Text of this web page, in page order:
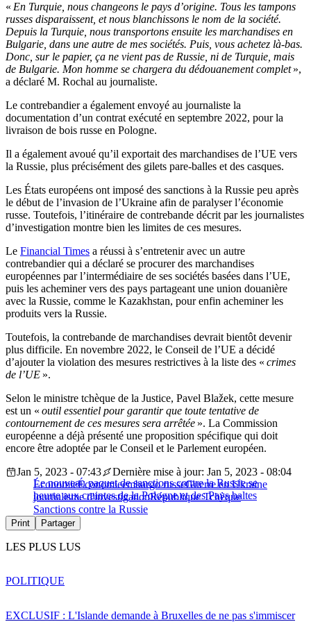
« En Turquie, nous changeons le pays d’origine. Tous les tampons
russes disparaissent, et nous blanchissons le nom de la société.
Depuis la Turquie, nous transportons ensuite les marchandises en
Bulgarie, dans une autre de mes sociétés. Puis, vous achetez là-bas.
Donc, sur le papier, ça ne vient pas de Russie, ni de Turquie, mais
de Bulgarie. Mon homme se chargera du dédouanement complet»,
a déclaré M. Rochal au journaliste.
Le contrebandier a également envoyé au journaliste la
documentation d’un contrat exécuté en septembre 2022, pour la
livraison de bois russe en Pologne.
Il a également avoué qu’il exportait des marchandises de l’UE vers
la Russie, plus précisément des gilets pare-balles et des casques.
Les États européens ont imposé des sanctions à la Russie peu après
le début de l’invasion de l’Ukraine afin de paralyser l’économie
russe. Toutefois, l’itinéraire de contrebande décrit par les journalistes
d’investigation montre bien les limites de ces mesures.
Le Financial Times a réussi à s’entretenir avec un autre
contrebandier qui a déclaré se procurer des marchandises
européennes par l’intermédiaire de ses sociétés basées dans l’UE,
puis les acheminer vers des pays partageant une union douanière
avec la Russie, comme le Kazakhstan, pour enfin acheminer les
produits vers la Russie.
Toutefois, la contrebande de marchandises devrait bientôt devenir
plus difficile. En novembre 2022, le Conseil de l’UE a décidé
d’ajouter la violation des mesures restrictives à la liste des « crimes
de l’UE ».
Selon le ministre tchèque de la Justice, Pavel Blažek, cette mesure
est un « outil essentiel pour garantir que toute tentative de
contournement de ces mesures sera arrêtée ». La Commission
européenne a déjà présenté une proposition spécifique qui doit
encore être adoptée par le Conseil et le Parlement européen.
Le nouveau paquet de sanctions contre la Russie se
heurte aux craintes de la Pologne et des Pays baltes
Jan 5, 2023 - 07:43
Dernière mise à jour: Jan 5, 2023 - 08:04
ÉconomieÉconomieembargo russeGuerre en Ukraine
journalisme d'investigationRépublique Tchèque
Sanctions contre la Russie
Print Partager
LES PLUS LUS
EXCLUSIF : L'Islande demande à Bruxelles de ne pas s'immiscer
POLITIQUE